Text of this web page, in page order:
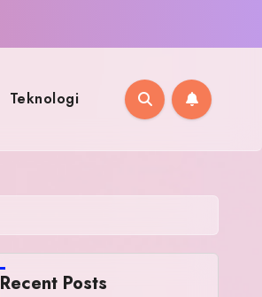
Teknologi
Recent Posts